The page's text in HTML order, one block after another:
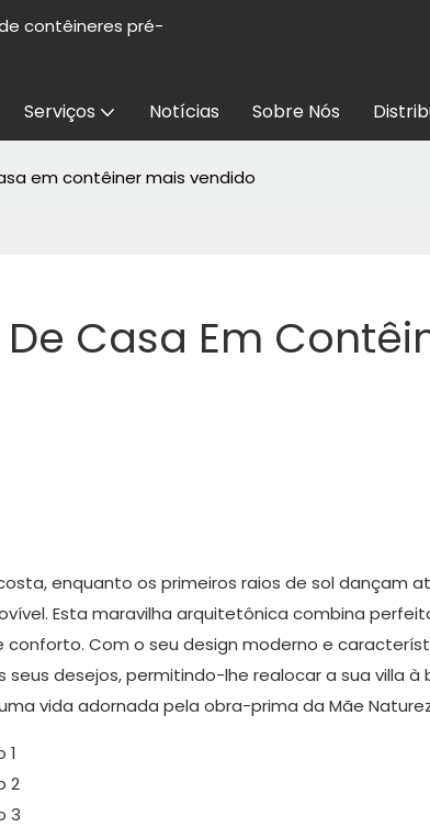
contêineres pré-
Serviços Notícias Sobre Nós
em contêiner mais vendido
Casa Em
enquanto os primeiros raios de sol dançam
Esta maravilha arquitetônica combina
Com o seu design moderno e
desejos, permitindo-lhe realocar a sua villa à
vida adornada pela obra-prima da Mãe